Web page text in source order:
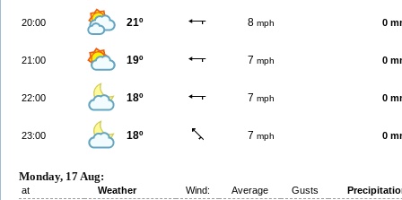
20:00 21º 8 mph 0
21:00 19º 7 mph 0
22:00 18º 7 mph 0
23:00 18º 7 mph 0
Monday, 17 Aug:
at Weather Wind: Average Gusts